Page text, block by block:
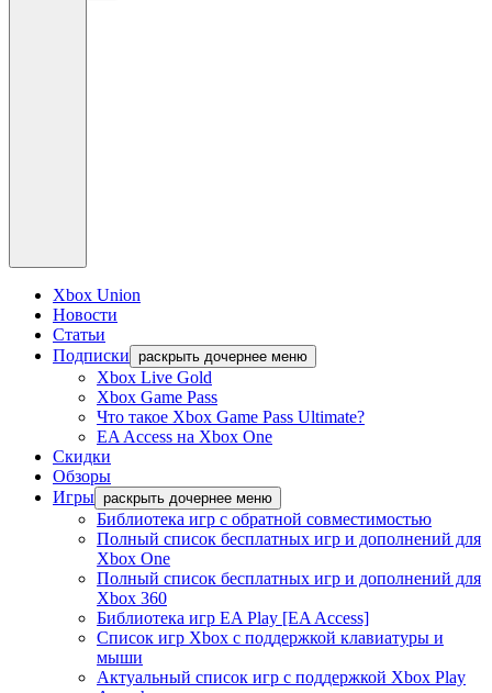
Xbox Union
Новости
Статьи
Подписки раскрыть дочернее меню
Xbox Live Gold
Xbox Game Pass
Что такое Xbox Game Pass Ultimate?
EA Access на Xbox One
Скидки
Обзоры
Игры раскрыть дочернее меню
Библиотека игр с обратной совместимостью
Полный список бесплатных игр и дополнений для
Xbox One
Полный список бесплатных игр и дополнений для
Xbox 360
Библиотека игр EA Play [EA Access]
Список игр Xbox c поддержкой клавиатуры и
мыши
Актуальный список игр с поддержкой Xbox Play